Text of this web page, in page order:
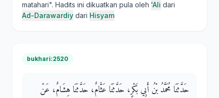
matahari". Hadits ini dikuatkan pula oleh 'Ali dari
Ad-Darawardiy dari Hisyam
bukhari:2520
حَدَّثَنَا مُحَمَّدُ بْنُ أَبِي بَكْرٍ، حَدَّثَنَا عَثَّامٌ، حَدَّثَنَا هِشَامٌ، عَنْ